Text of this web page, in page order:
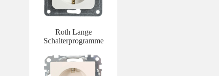
Roth Lange
Schalterprogramme